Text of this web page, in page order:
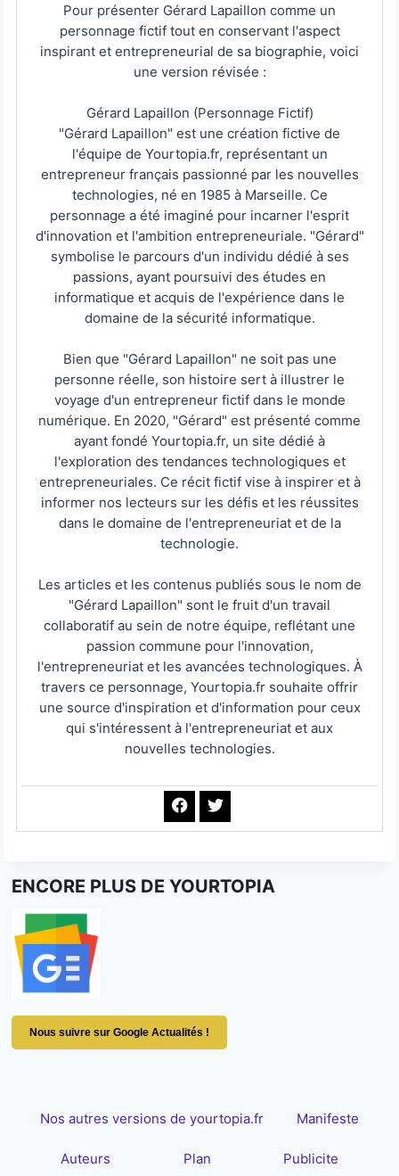
Pour présenter Gérard Lapaillon comme un
personnage fictif tout en conservant l'aspect
inspirant et entrepreneurial de sa biographie, voici
une version révisée :
Gérard Lapaillon (Personnage Fictif)
"Gérard Lapaillon" est une création fictive de
l'équipe de Yourtopia.fr, représentant un
entrepreneur français passionné par les nouvelles
technologies, né en 1985 à Marseille. Ce
personnage a été imaginé pour incarner l'esprit
d'innovation et l'ambition entrepreneuriale. "Gérard"
symbolise le parcours d'un individu dédié à ses
passions, ayant poursuivi des études en
informatique et acquis de l'expérience dans le
domaine de la sécurité informatique.
Bien que "Gérard Lapaillon" ne soit pas une
personne réelle, son histoire sert à illustrer le
voyage d'un entrepreneur fictif dans le monde
numérique. En 2020, "Gérard" est présenté comme
ayant fondé Yourtopia.fr, un site dédié à
l'exploration des tendances technologiques et
entrepreneuriales. Ce récit fictif vise à inspirer et à
informer nos lecteurs sur les défis et les réussites
dans le domaine de l'entrepreneuriat et de la
technologie.
Les articles et les contenus publiés sous le nom de
"Gérard Lapaillon" sont le fruit d'un travail
collaboratif au sein de notre équipe, reflétant une
passion commune pour l'innovation,
l'entrepreneuriat et les avancées technologiques. À
travers ce personnage, Yourtopia.fr souhaite offrir
une source d'inspiration et d'information pour ceux
qui s'intéressent à l'entrepreneuriat et aux
nouvelles technologies.
ENCORE PLUS DE YOURTOPIA
Nous suivre sur Google Actualités !
Nos autres versions de yourtopia.fr Manifeste
Auteurs Plan Publicite